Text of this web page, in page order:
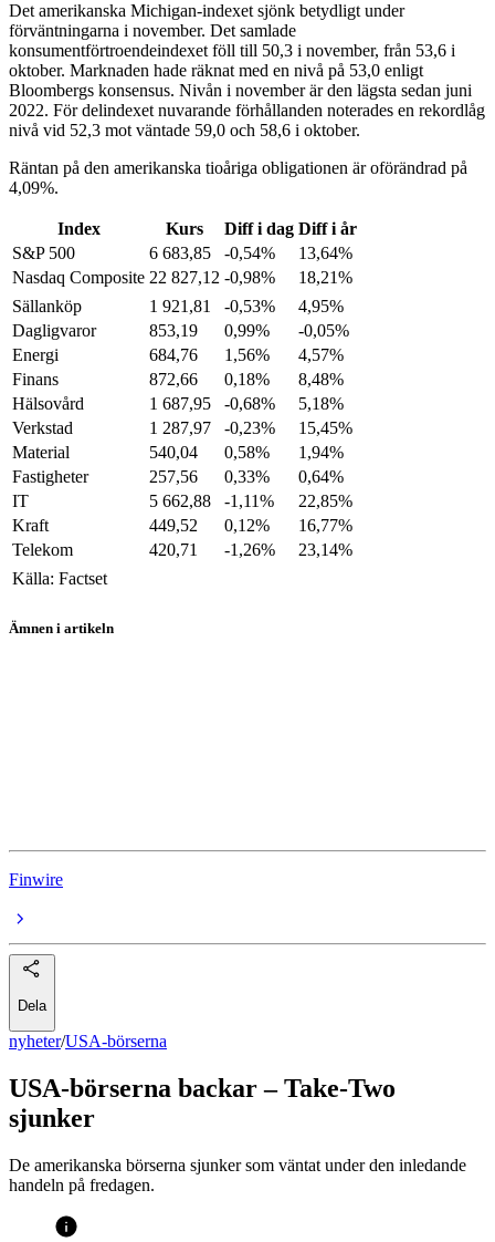
Det amerikanska Michigan-indexet sjönk betydligt under
förväntningarna i november. Det samlade
konsumentförtroendeindexet föll till 50,3 i november, från 53,6 i
oktober. Marknaden hade räknat med en nivå på 53,0 enligt
Bloombergs konsensus. Nivån i november är den lägsta sedan juni
2022. För delindexet nuvarande förhållanden noterades en rekordlåg
nivå vid 52,3 mot väntade 59,0 och 58,6 i oktober.
Räntan på den amerikanska tioåriga obligationen är oförändrad på
4,09%.
Index Kurs Diff i dag Diff i år
S&P 500
6 683,85 -0,54%
13,64%
Nasdaq Composite 22 827,12 -0,98%
18,21%
Sällanköp
1 921,81 -0,53%
4,95%
Dagligvaror
853,19 0,99%
-0,05%
Energi
684,76 1,56%
4,57%
Finans
872,66 0,18%
8,48%
Hälsovård
1 687,95 -0,68%
5,18%
Verkstad
1 287,97 -0,23%
15,45%
Material
540,04 0,58%
1,94%
Fastigheter
257,56 0,33%
0,64%
IT
5 662,88 -1,11%
22,85%
Kraft
449,52 0,12%
16,77%
Telekom
420,71 -1,26%
23,14%
Källa: Factset
Ämnen i artikeln
Finwire
Dela
nyheter/USA-börserna
USA-börserna backar – Take-Two
sjunker
De amerikanska börserna sjunker som väntat under den inledande
handeln på fredagen.